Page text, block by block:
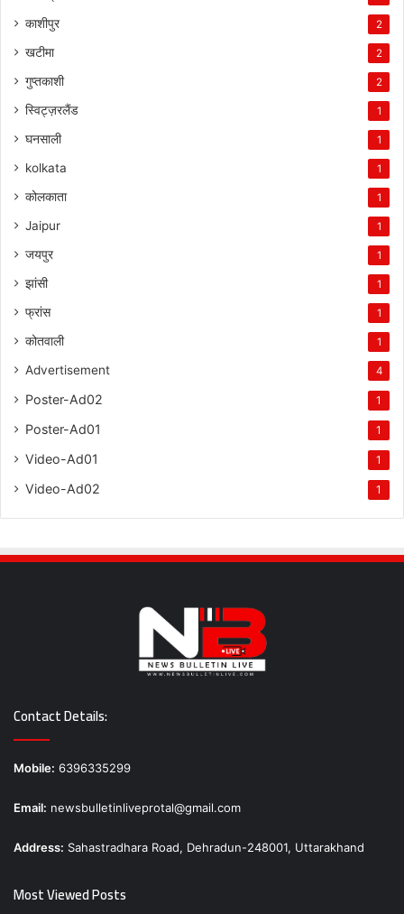
काशीपुर 2
खटीमा 2
गुप्तकाशी 2
स्विट्ज़रलैंड 1
घनसाली 1
kolkata 1
कोलकाता 1
Jaipur 1
जयपुर 1
झांसी 1
फ्रांस 1
कोतवाली 1
Advertisement 4
Poster-Ad02 1
Poster-Ad01 1
Video-Ad01 1
Video-Ad02 1
Contact Details:
Mobile: 6396335299
Email: newsbulletinliveprotal@gmail.com
Address: Sahastradhara Road, Dehradun-248001, Uttarakhand
Most Viewed Posts